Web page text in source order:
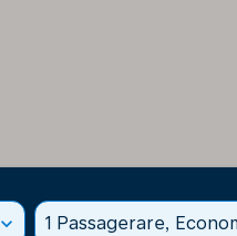
expand_more 1 Passagerare,